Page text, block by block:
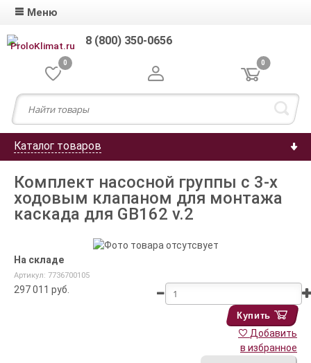
Меню
8 (800) 350-0656
0 0
Каталог товаров
Комплект насосной группы c 3-х
ходовым клапаном для монтажа
каскада для GB162 v.2
На складе
Артикул: 7736700105
297 011 руб.
Купить
Добавить
в избранное